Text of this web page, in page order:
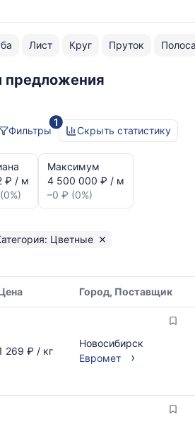
Лист Круг Пруток
предложения
1
Фильтры
Скрыть статистику
₽ / м
Максимум
4 500 000 ₽ / м
–0 ₽ (0%)
Цветные
Город, Поставщик
269 ₽ / кг
Новосибирск
Евромет
›